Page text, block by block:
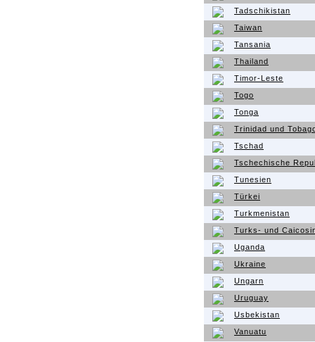
Tadschikistan
Taiwan
Tansania
Thailand
Timor-Leste
Togo
Tonga
Trinidad und
Tschad
Tschechische
Tunesien
Türkei
Turkmenistan
Turks- und
Uganda
Ukraine
Ungarn
Uruguay
Usbekistan
Vanuatu